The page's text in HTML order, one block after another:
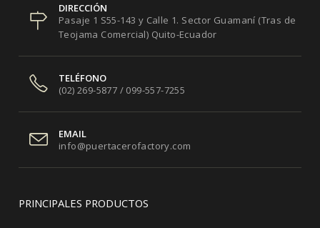
DIRECCIÓN
Pasaje 1 S55-143 y Calle 1. Sector Guamaní (Tras de
Teojama Comercial) Quito-Ecuador
TELÉFONO
(02) 269-5877 / 099-557-7255
EMAIL
info@puertacerofactory.com
PRINCIPALES PRODUCTOS